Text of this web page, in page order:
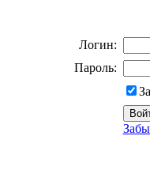
Логин:
Пароль: